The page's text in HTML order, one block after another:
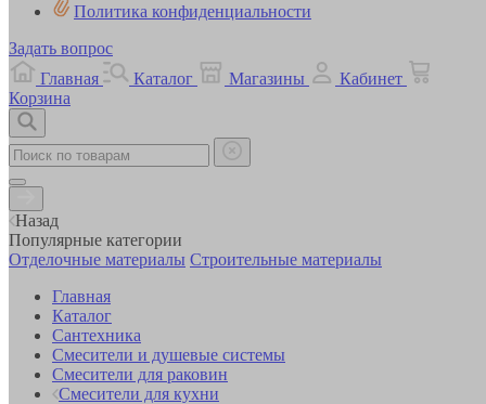
Политика конфиденциальности
Задать вопрос
Главная
Каталог Магазины
Кабинет
Корзина
Назад
Популярные категории
Отделочные материалы Строительные материалы
Главная
Каталог
Сантехника
Смесители и душевые системы
Смесители для раковин
Смесители для кухни